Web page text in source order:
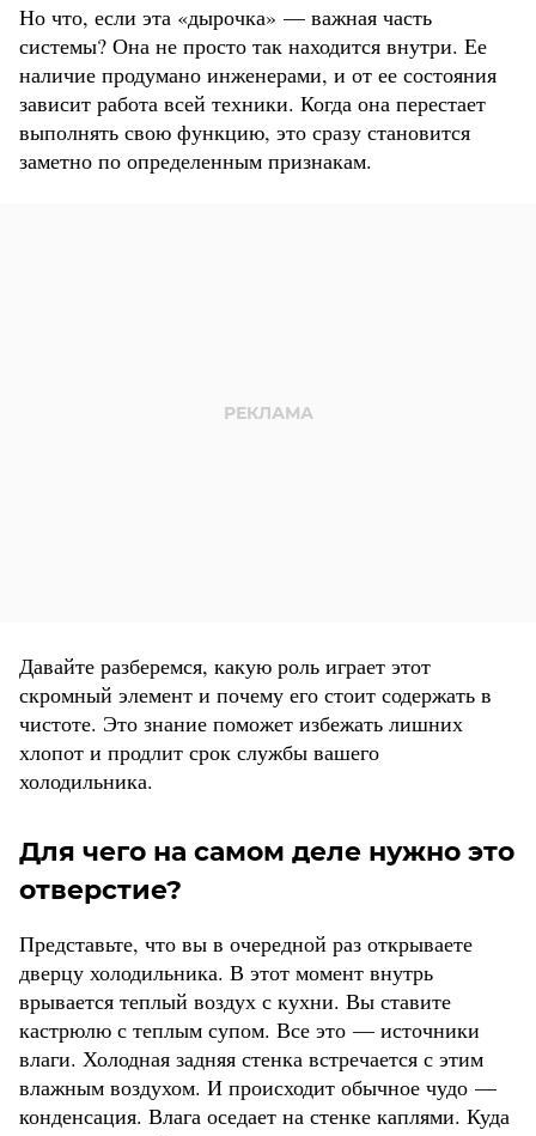
Но что, если эта «дырочка» — важная часть
системы? Она не просто так находится внутри. Ее
наличие продумано инженерами, и от ее состояния
зависит работа всей техники. Когда она перестает
выполнять свою функцию, это сразу становится
заметно по определенным признакам.
Давайте разберемся, какую роль играет этот
скромный элемент и почему его стоит содержать в
чистоте. Это знание поможет избежать лишних
хлопот и продлит срок службы вашего
холодильника.
Для чего на самом деле нужно это
отверстие?
Представьте, что вы в очередной раз открываете
дверцу холодильника. В этот момент внутрь
врывается теплый воздух с кухни. Вы ставите
кастрюлю с теплым супом. Все это — источники
влаги. Холодная задняя стенка встречается с этим
влажным воздухом. И происходит обычное чудо —
конденсация. Влага оседает на стенке каплями. Куда